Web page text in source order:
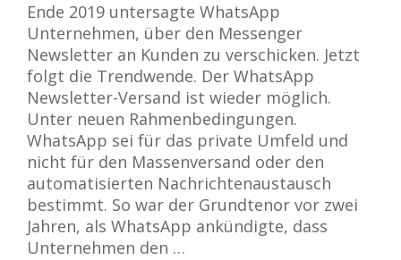
Ende 2019 untersagte WhatsApp
Unternehmen, über den Messenger
Newsletter an Kunden zu verschicken. Jetzt
folgt die Trendwende. Der WhatsApp
Newsletter-Versand ist wieder möglich.
Unter neuen Rahmenbedingungen.
WhatsApp sei für das private Umfeld und
nicht für den Massenversand oder den
automatisierten Nachrichtenaustausch
bestimmt. So war der Grundtenor vor zwei
Jahren, als WhatsApp ankündigte, dass
Unternehmen den …